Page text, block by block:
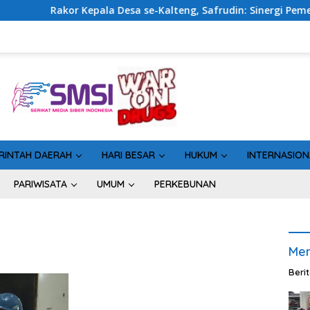
Kepala Desa se-Kalteng, Safrudin: Sinergi Pemerintahan
DAERAH HARI BESAR HUKUM
PARIWISATA UMUM PERKEBUNAN